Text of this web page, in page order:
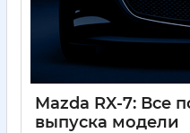
Mazda RX-7: Все
выпуска модели